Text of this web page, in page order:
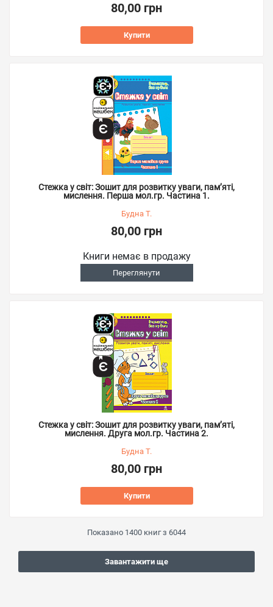
80,00 грн
Купити
Стежка у світ: Зошит для розвитку уваги, пам’яті,
мислення. Перша мол.гр. Частина 1.
Будна Т.
80,00 грн
Книги немає в продажу
Переглянути
Стежка у світ: Зошит для розвитку уваги, пам’яті,
мислення. Друга мол.гр. Частина 2.
Будна Т.
80,00 грн
Купити
Показано 1400 книг з 6044
Завантажити ще